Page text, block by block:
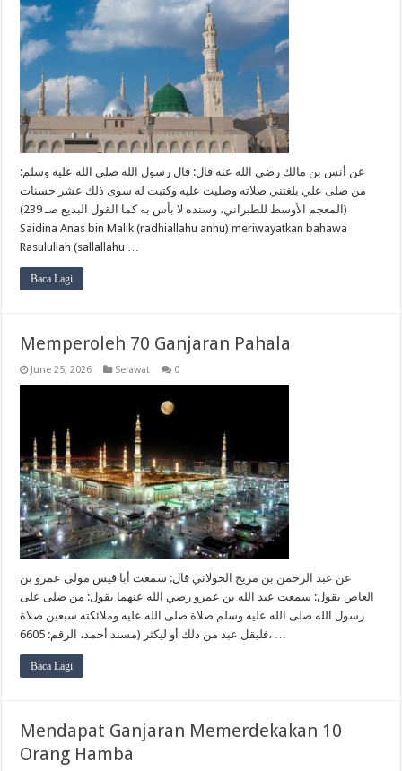
عن أنس بن مالك رضي الله عنه قال: قال رسول الله صلى الله عليه وسلم:
من صلى علي بلغتني صلاته وصليت عليه وكتبت له سوى ذلك عشر حسنات
(المعجم الأوسط للطبراني، وسنده لا بأس به كما القول البديع صـ 239)
Saidina Anas bin Malik (radhiallahu anhu) meriwayatkan bahawa
Rasulullah (sallallahu …
Baca Lagi
Memperoleh 70 Ganjaran Pahala
June 25, 2026 Selawat 0
عن عبد الرحمن بن مريح الخولاني قال: سمعت أبا قيس مولى عمرو بن
العاص يقول: سمعت عبد الله بن عمرو رضي الله عنهما يقول: من صلى على
رسول الله صلى الله عليه وسلم صلاة صلى الله عليه وملائكته سبعين صلاة
فليقل عبد من ذلك أو ليكثر (مسند أحمد، الرقم: 6605، …
Baca Lagi
Mendapat Ganjaran Memerdekakan 10
Orang Hamba